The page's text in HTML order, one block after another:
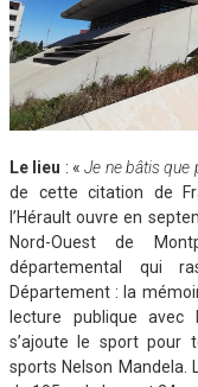
Le lieu : «Je ne bâtis que
de cette citation de
l’Hérault ouvre en
Nord-Ouest de
départemental qui
Département : la
lecture publique avec
s’ajoute le sport pour
sports Nelson Mandela.